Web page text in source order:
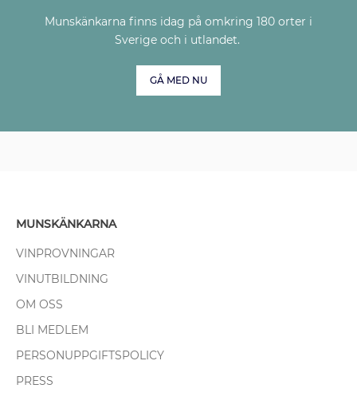
Munskänkarna finns idag på omkring 180 orter i
Sverige och i utlandet.
GÅ MED NU
MUNSKÄNKARNA
VINPROVNINGAR
VINUTBILDNING
OM OSS
BLI MEDLEM
PERSONUPPGIFTSPOLICY
PRESS